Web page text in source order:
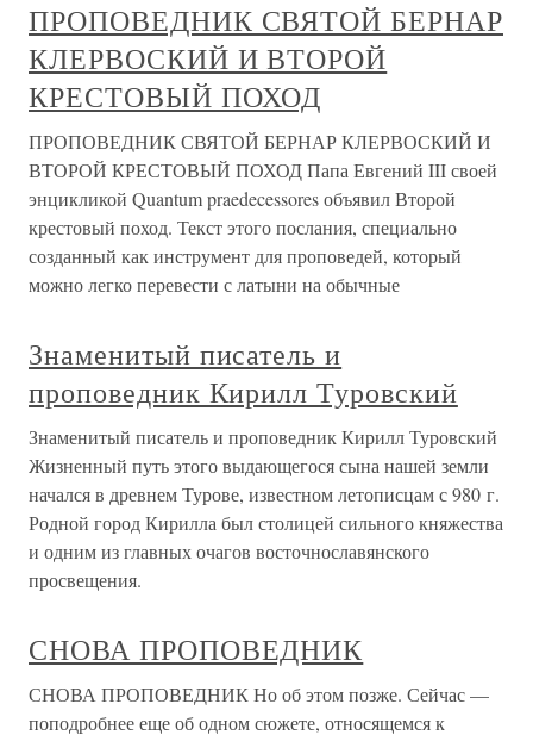
ПРОПОВЕДНИК СВЯТОЙ БЕРНАР
КЛЕРВОСКИЙ И ВТОРОЙ
КРЕСТОВЫЙ ПОХОД
ПРОПОВЕДНИК СВЯТОЙ БЕРНАР КЛЕРВОСКИЙ И
ВТОРОЙ КРЕСТОВЫЙ ПОХОД Папа Евгений III своей
энцикликой Quantum praedecessores объявил Второй
крестовый поход. Текст этого послания, специально
созданный как инструмент для проповедей, который
можно легко перевести с латыни на обычные
Знаменитый писатель и
проповедник Кирилл Туровский
Знаменитый писатель и проповедник Кирилл Туровский
Жизненный путь этого выдающегося сына нашей земли
начался в древнем Турове, известном летописцам с 980 г.
Родной город Кирилла был столицей сильного княжества
и одним из главных очагов восточнославянского
просвещения.
СНОВА ПРОПОВЕДНИК
СНОВА ПРОПОВЕДНИК Но об этом позже. Сейчас —
поподробнее еще об одном сюжете, относящемся к